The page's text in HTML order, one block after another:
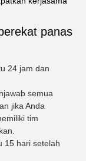
panas
24 jam dan
semua
jika Anda
tim
15 hari setelah